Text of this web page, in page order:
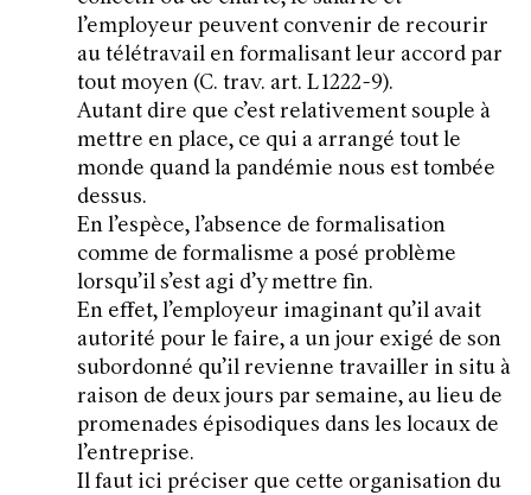
l’employeur peuvent convenir de recourir
au télétravail en formalisant leur accord par
tout moyen (C. trav. art. L 1222-9).
Autant dire que c’est relativement souple à
mettre en place, ce qui a arrangé tout le
monde quand la pandémie nous est tombée
dessus.
En l’espèce, l’absence de formalisation
comme de formalisme a posé problème
lorsqu’il s’est agi d’y mettre fin.
En effet, l’employeur imaginant qu’il avait
autorité pour le faire, a un jour exigé de son
subordonné qu’il revienne travailler in situ à
raison de deux jours par semaine, au lieu de
promenades épisodiques dans les locaux de
l’entreprise.
Il faut ici préciser que cette organisation du